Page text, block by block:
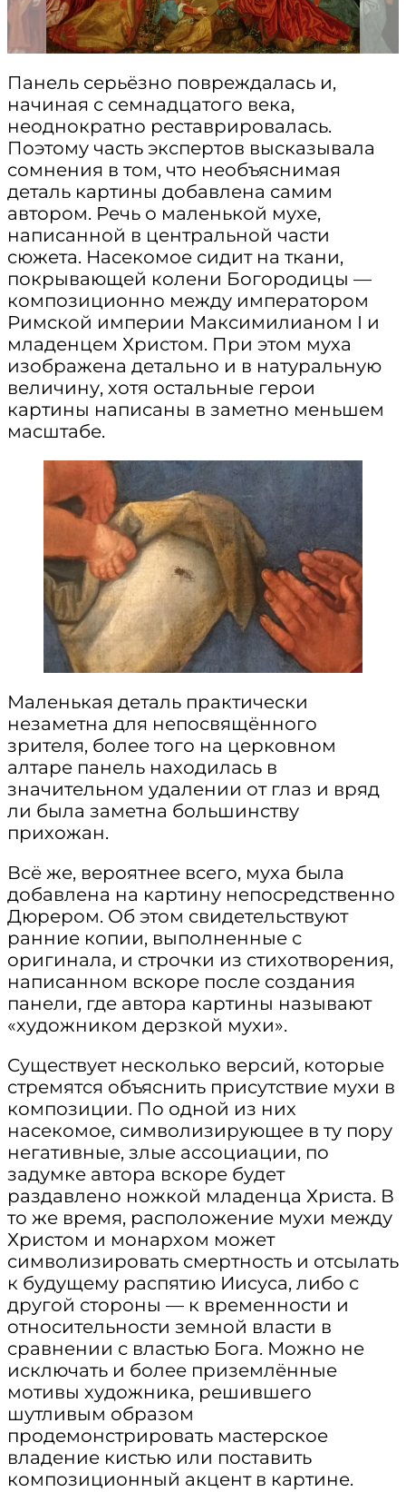
Панель серьёзно повреждалась и,
начиная с семнадцатого века,
неоднократно реставрировалась.
Поэтому часть экспертов высказывала
сомнения в том, что необъяснимая
деталь картины добавлена самим
автором. Речь о маленькой мухе,
написанной в центральной части
сюжета. Насекомое сидит на ткани,
покрывающей колени Богородицы —
композиционно между императором
Римской империи Максимилианом I и
младенцем Христом. При этом муха
изображена детально и в натуральную
величину, хотя остальные герои
картины написаны в заметно меньшем
масштабе.
Маленькая деталь практически
незаметна для непосвящённого
зрителя, более того на церковном
алтаре панель находилась в
значительном удалении от глаз и вряд
ли была заметна большинству
прихожан.
Всё же, вероятнее всего, муха была
добавлена на картину непосредственно
Дюрером. Об этом свидетельствуют
ранние копии, выполненные с
оригинала, и строчки из стихотворения,
написанном вскоре после создания
панели, где автора картины называют
«художником дерзкой мухи».
Существует несколько версий, которые
стремятся объяснить присутствие мухи в
композиции. По одной из них
насекомое, символизирующее в ту пору
негативные, злые ассоциации, по
задумке автора вскоре будет
раздавлено ножкой младенца Христа. В
то же время, расположение мухи между
Христом и монархом может
символизировать смертность и отсылать
к будущему распятию Иисуса, либо с
другой стороны — к временности и
относительности земной власти в
сравнении с властью Бога. Можно не
исключать и более приземлённые
мотивы художника, решившего
шутливым образом
продемонстрировать мастерское
владение кистью или поставить
композиционный акцент в картине.